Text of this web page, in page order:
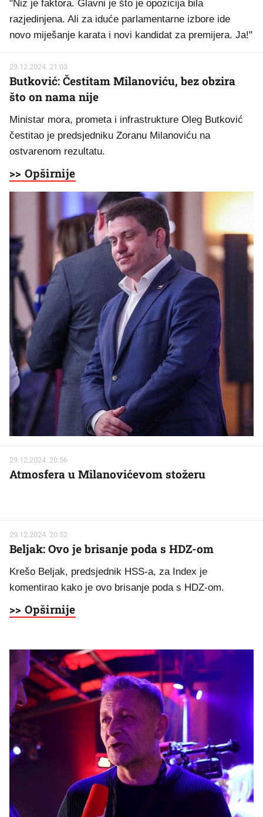
"Niz je faktora. Glavni je što je opozicija bila
razjedinjena. Ali za iduće parlamentarne izbore ide
novo miješanje karata i novi kandidat za premijera. Ja!"
29.12.2024. 21:03
Butković: Čestitam Milanoviću, bez obzira
što on nama nije
Ministar mora, prometa i infrastrukture Oleg Butković
čestitao je predsjedniku Zoranu Milanoviću na
ostvarenom rezultatu.
>> Opširnije
29.12.2024. 20:56
Atmosfera u Milanovićevom stožeru
29.12.2024. 20:52
Beljak: Ovo je brisanje poda s HDZ-om
Krešo Beljak, predsjednik HSS-a, za Index je
komentirao kako je ovo brisanje poda s HDZ-om.
>> Opširnije